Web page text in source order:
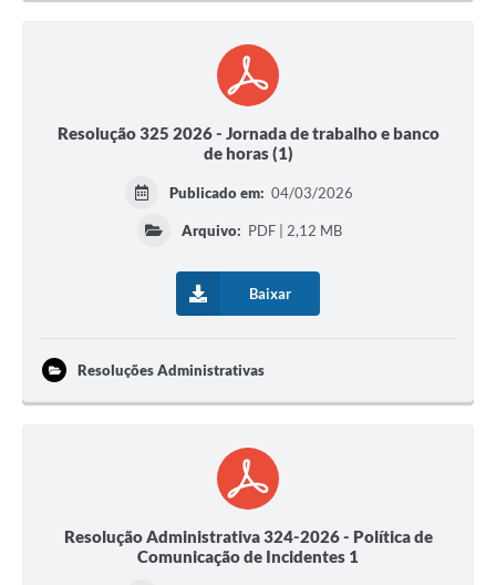
Resolução 325 2026 - Jornada de trabalho e banco
de horas (1)
Publicado em: 04/03/2026
Arquivo: PDF | 2,12 MB
Baixar
Resoluções Administrativas
Resolução Administrativa 324-2026 - Política de
Comunicação de Incidentes 1